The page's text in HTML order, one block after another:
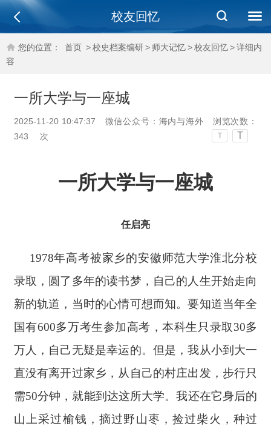
校友回忆
您的位置： 首页 >校史档案编研> 师大记忆>校友回忆>详细内
容
一所大学与一座城
2025-11-20 10:47:37 微信公众号：海内与海外
浏览次数：
343
次 T T
一所大学与一座城
任启亮
1978年高考被家乡的安徽师范大学淮北分校
录取，圆了多年的读书梦，自己的人生开始走向
新的轨道，当时的心情可想而知。要知道当年全
国有600多万考生参加高考，本科生只录取30多
万人，自己无疑是幸运的。但是，我从小到大一
直没有离开过家乡，从自己的村庄出发，步行只
需50分钟，就能到达这所大学。我还在它身后的
山上采过榆钱，摘过野山枣，捡过柴火，种过